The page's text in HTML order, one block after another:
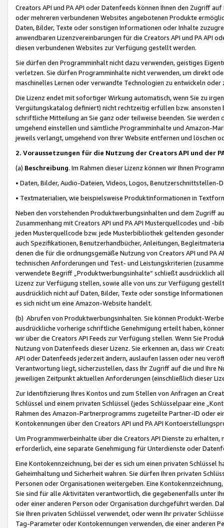
Creators API und PA API oder Datenfeeds können Ihnen den Zugriff
oder mehreren verbundenen Websites angebotenen Produkte
Daten, Bilder, Texte oder sonstigen Informationen oder Inhalte
anwendbaren Lizenzvereinbarungen für die Creators API und PA API
diesen verbundenen Websites zur Verfügung gestellt werden.
Sie dürfen den Programminhalt nicht dazu verwenden, geistiges
verletzen. Sie dürfen Programminhalte nicht verwenden, um direkt
maschinelles Lernen oder verwandte Technologien zu entwickeln
Die Lizenz endet mit sofortiger Wirkung automatisch, wenn Sie zu
Vergütungskatalog definiert) nicht rechtzeitig erfüllen bzw. ansonsten
schriftliche Mitteilung an Sie ganz oder teilweise beenden. Sie werden
umgehend einstellen und sämtliche Programminhalte und Amazon-
jeweils verlangt, umgehend von Ihrer Website entfernen und löschen
2. Voraussetzungen für die Nutzung der Creators API und der
(a) Beschreibung. Im Rahmen dieser Lizenz können wir Ihnen
• Daten, Bilder, Audio-Dateien, Videos, Logos, Benutzerschnittstellen-
• Textmaterialien, wie beispielsweise Produktinformationen in
Neben den vorstehenden Produktwerbungsinhalten und dem Zugriff
Zusammenhang mit Creators API und PA API Musterquellcodes und
jeden Musterquellcode bzw. jede Musterbibliothek geltenden
auch Spezifikationen, Benutzerhandbücher, Anleitungen,
denen die für die ordnungsgemäße Nutzung von Creators API und PA
technischen Anforderungen und Test- und Leistungskriterien
verwendete Begriff „Produktwerbungsinhalte“ schließt ausdrücklich
Lizenz zur Verfügung stellen, sowie alle von uns zur Verfügung
ausdrücklich nicht auf Daten, Bilder, Texte oder sonstige
es sich nicht um eine Amazon-Website handelt.
(b) Abrufen von Produktwerbungsinhalten. Sie können Produkt-
ausdrückliche vorherige schriftliche Genehmigung erteilt haben,
wir über die Creators API Feeds zur Verfügung stellen. Wenn Sie
Nutzung von Datenfeeds dieser Lizenz. Sie erkennen an, dass wir
API oder Datenfeeds jederzeit ändern, auslaufen lassen oder neu
Verantwortung liegt, sicherzustellen, dass Ihr Zugriff auf die und Ihre
jeweiligen Zeitpunkt aktuellen Anforderungen (einschließlich dieser
Zur Identifizierung Ihres Kontos und zum Stellen von Anfragen an
Schlüssel und einem privaten Schlüssel (jedes Schlüsselpaar eine
Rahmen des Amazon-Partnerprogramms zugeteilte Partner-ID oder
Kontokennungen über den Creators API und PA API
Um Programmwerbeinhalte über die Creators API Dienste zu
erforderlich, eine separate Genehmigung für Unterdienste oder
Eine Kontokennzeichnung, bei der es sich um einen privaten
Geheimhaltung und Sicherheit wahren. Sie dürfen Ihren privaten
Personen oder Organisationen weitergeben. Eine
Sie sind für alle Aktivitäten verantwortlich, die gegebenenfalls unter
oder einer anderen Person oder Organisation durchgeführt werden.
Sie Ihren privaten Schlüssel verwendet, oder wenn Ihr privater
Tag-Parameter oder Kontokennungen verwenden, die einer anderen